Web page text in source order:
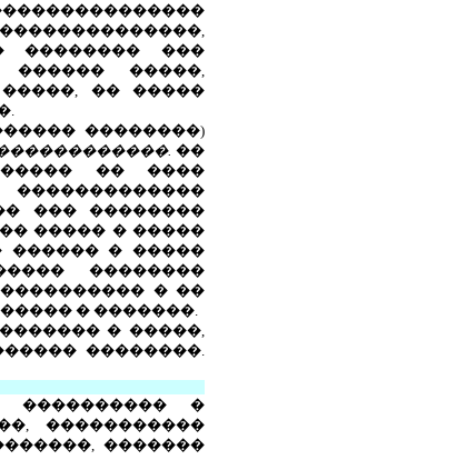
�������� ���
������ �����,
�� �����
��������)
��
�� ����
��� ��������
����� � �����
������ � �����
��������
� ��
� �������.
� �����,
��������.
���������� �
�����������
�������